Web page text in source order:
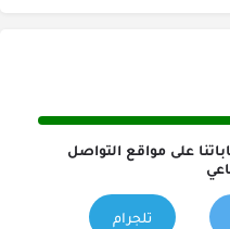
على مواقع التواصل
تلجرام